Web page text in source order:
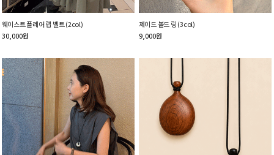
웨이스트 플레어 랩 벨트 (2col)
30,000원
제이드 볼드 링 (3col)
9,000원